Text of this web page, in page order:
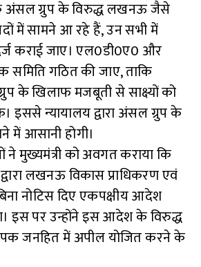
अंसल ग्रुप के विरुद्ध लखनऊ जैसे
में सामने आ रहे हैं, उन सभी में
कराई जाए। एल0डी0ए0 और
समिति गठित की जाए, ताकि
के खिलाफ मजबूती से साक्ष्यों को
इससे न्यायालय द्वारा अंसल ग्रुप के
में आसानी होगी।
ने मुख्यमंत्री को अवगत कराया कि
लखनऊ विकास प्राधिकरण एवं
नोटिस दिए एकपक्षीय आदेश
इस पर उन्होंने इस आदेश के विरुद्ध
जनहित में अपील योजित करने के